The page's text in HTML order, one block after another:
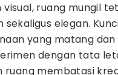
visual, ruang mungil
elegan.
yang matang
dengan tata
ruang membatasi